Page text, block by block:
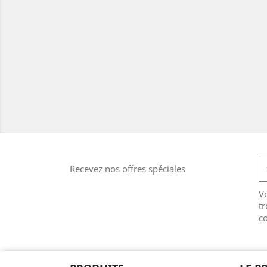
Recevez nos offres spéciales